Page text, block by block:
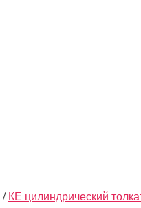
/КЕ цилиндрический